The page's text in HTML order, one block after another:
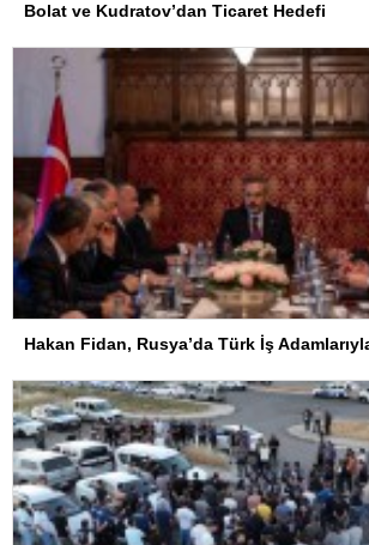
Bolat ve Kudratov’dan Ticaret Hedefi
Hakan Fidan, Rusya’da Türk İş